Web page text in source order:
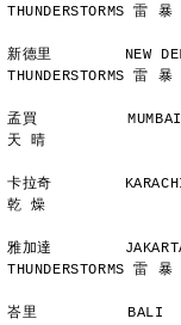
THUNDERSTORMS 雷 暴
新德里        NEW
THUNDERSTORMS 雷 暴
孟買
天 晴
卡拉奇
乾 燥
雅加達
THUNDERSTORMS 雷 暴
峇里          BALI